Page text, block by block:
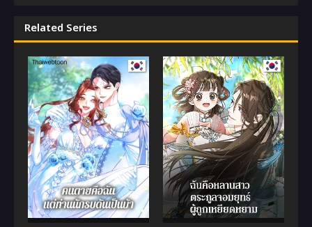
Related Series